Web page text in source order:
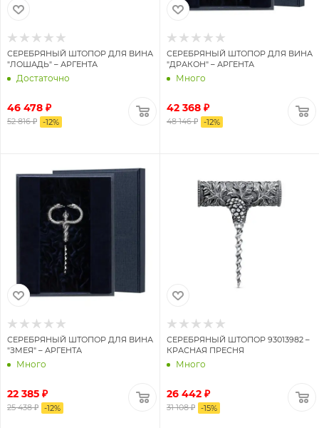
СЕРЕБРЯНЫЙ ШТОПОР ДЛЯ ВИНА
"ЛОШАДЬ" – АРГЕНТА
Достаточно
46 478 ₽
52 816 ₽ -12%
СЕРЕБРЯНЫЙ ШТОПОР ДЛЯ ВИНА
"ДРАКОН" – АРГЕНТА
Много
42 368 ₽
48 146 ₽ -12%
СЕРЕБРЯНЫЙ ШТОПОР ДЛЯ ВИНА
"ЗМЕЯ" – АРГЕНТА
Много
22 385 ₽
25 438 ₽ -12%
СЕРЕБРЯНЫЙ ШТОПОР 93013982 –
КРАСНАЯ ПРЕСНЯ
Много
26 442 ₽
31 108 ₽ -15%